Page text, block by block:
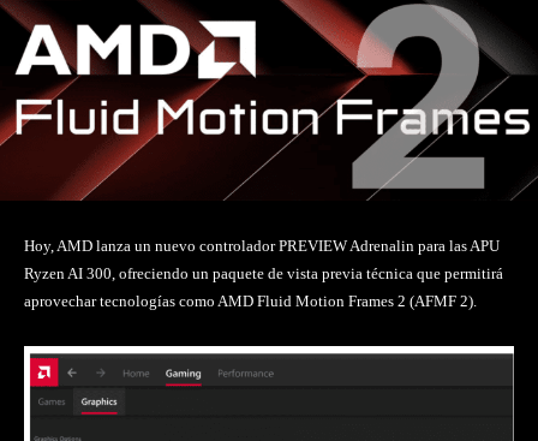
Hoy, AMD lanza un nuevo controlador PREVIEW Adrenalin para las APU
Ryzen AI 300, ofreciendo un paquete de vista previa técnica que permitirá
aprovechar tecnologías como AMD Fluid Motion Frames 2 (AFMF 2).